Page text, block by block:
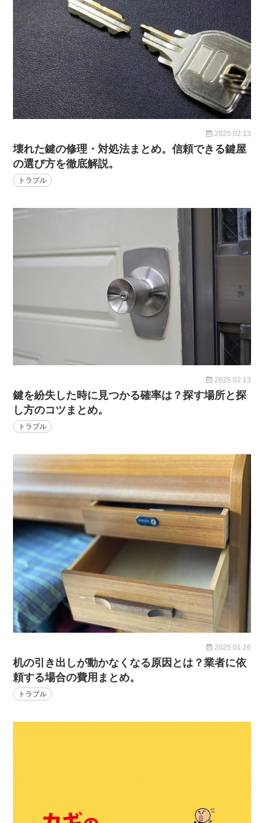
2025.02.13
壊れた鍵の修理・対処法まとめ。信頼できる鍵屋
の選び方を徹底解説。
トラブル
2025.02.13
鍵を紛失した時に見つかる確率は？探す場所と探
し方のコツまとめ。
トラブル
2025.01.26
机の引き出しが動かなくなる原因とは？業者に依
頼する場合の費用まとめ。
トラブル